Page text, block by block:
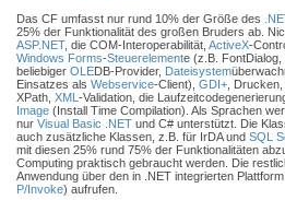
Das CF umfasst nur rund 10% der Größe des
25% der Funktionalität des großen Bruders ab.
ASP.NET, die COM-Interoperabilität, ActiveX-
Windows Forms-Steuerelemente (z.B.
beliebiger OLEDB-Provider, Dateisystem
Einsatzes als Webservice-Client), GDI+ ,
XPath, XML -Validation, die
Image (Install Time Compilation). Als Sprachen
nur Visual Basic .NET und C# unterstützt. Die
auch zusätzliche Klassen, z.B. für IrDA und SQL
mit diesen 25% rund 75% der Funktionalitäten
Computing praktisch gebraucht werden. Die
Anwendung über den in .NET integrierten
P/Invoke) aufrufen.